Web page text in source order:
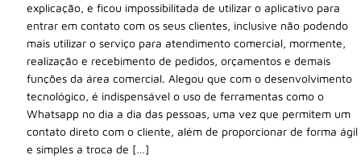
explicação, e ficou impossibilitada de utilizar o aplicativo para
entrar em contato com os seus clientes, inclusive não podendo
mais utilizar o serviço para atendimento comercial, mormente,
realização e recebimento de pedidos, orçamentos e demais
funções da área comercial. Alegou que com o desenvolvimento
tecnológico, é indispensável o uso de ferramentas como o
Whatsapp no dia a dia das pessoas, uma vez que permitem um
contato direto com o cliente, além de proporcionar de forma ágil
e simples a troca de […]